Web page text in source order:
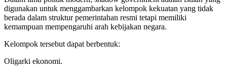
digunakan untuk menggambarkan kelompok kekuatan yang tidak
berada dalam struktur pemerintahan resmi tetapi memiliki
kemampuan mempengaruhi arah kebijakan negara.
Kelompok tersebut dapat berbentuk:
Oligarki ekonomi.